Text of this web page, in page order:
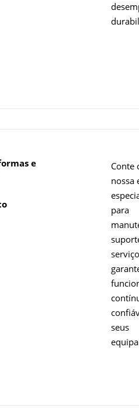
e
Conte
nossa
para
seus